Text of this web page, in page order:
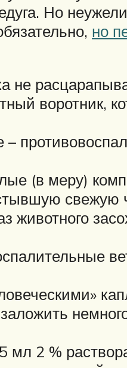
Но
но
не
воротник,
(в меру)
свежую
животного
мл 2 %